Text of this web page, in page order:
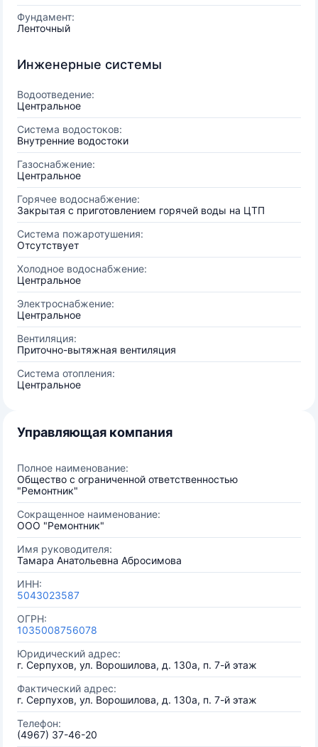
Фундамент:
Ленточный
Инженерные системы
Водоотведение:
Центральное
Система водостоков:
Внутренние водостоки
Газоснабжение:
Центральное
Горячее водоснабжение:
Закрытая с приготовлением горячей воды на ЦТП
Система пожаротушения:
Отсутствует
Холодное водоснабжение:
Центральное
Электроснабжение:
Центральное
Вентиляция:
Приточно-вытяжная вентиляция
Система отопления:
Центральное
Управляющая компания
Полное наименование:
Общество с ограниченной ответственностью
"Ремонтник"
Сокращенное наименование:
ООО "Ремонтник"
Имя руководителя:
Тамара Анатольевна Абросимова
ИНН:
5043023587
ОГРН:
1035008756078
Юридический адрес:
г. Серпухов, ул. Ворошилова, д. 130а, п. 7-й этаж
Фактический адрес:
г. Серпухов, ул. Ворошилова, д. 130а, п. 7-й этаж
Телефон:
(4967) 37-46-20